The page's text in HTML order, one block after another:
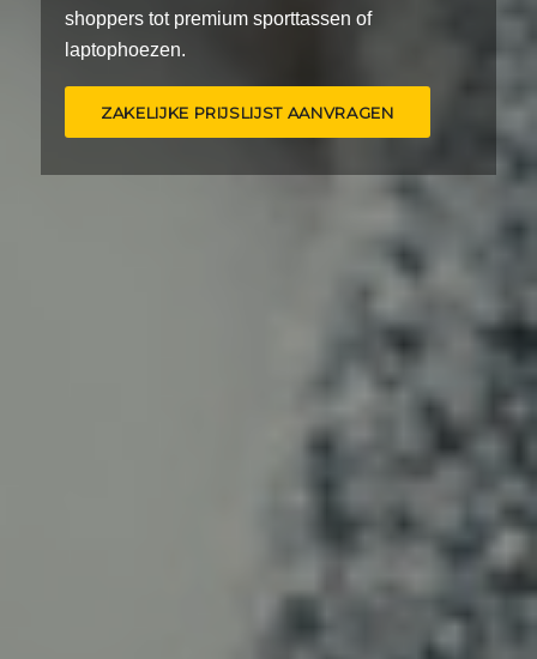
shoppers tot premium sporttassen of
laptophoezen.
ZAKELIJKE PRIJSLIJST AANVRAGEN